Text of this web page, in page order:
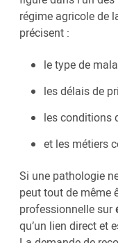
régime agricole de
précisent :
le type de
les délais de
les conditions
et les métiers
Si une pathologie
peut tout de même
professionnelle sur
qu’un lien direct et